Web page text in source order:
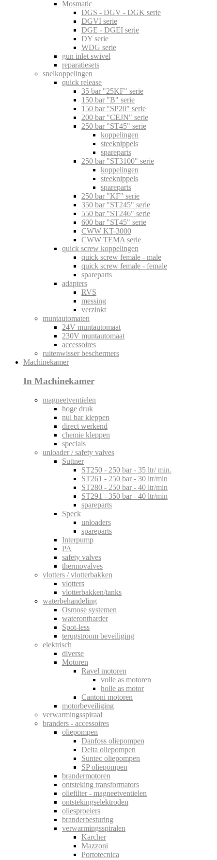
Mosmatic
DGS - DGV - DGK serie
DGVI serie
DGE - DGEI serie
DY serie
WDG serie
gun inlet swivel
reparatiesets
snelkoppelingen
quick release
35 bar "25KF" serie
150 bar "B" serie
150 bar "SP20" serie
200 bar "CEJN" serie
250 bar "ST45" serie
koppelingen
steeknippels
spareparts
250 bar "ST3100" serie
koppelingen
steeknippels
spareparts
250 bar "KF" serie
350 bar "ST245" serie
550 bar "ST246" serie
600 bar "ST45" serie
CWW KT-3000
CWW TEMA serie
quick screw koppelingen
quick screw female - male
quick screw female - female
spareparts
adapters
RVS
messing
verzinkt
muntautomaten
24V muntautomaat
230V muntautomaat
accessoires
ruitenwisser beschermers
Machinekamer
In Machinekamer
magneetventielen
hoge druk
nul bar kleppen
direct werkend
chemie kleppen
specials
unloader / safety valves
Suttner
ST250 - 250 bar - 35 ltr/ min.
ST261 - 250 bar - 30 ltr/min
ST280 - 250 bar - 40 ltr/min
ST291 - 350 bar - 40 ltr/min
spareparts
Speck
unloaders
spareparts
Interpump
PA
safety valves
thermovalves
vlotters / vlotterbakken
vlotters
vlotterbakken/tanks
waterbehandeling
Osmose systemen
waterontharder
Spot-less
terugstroom beveiliging
elektrisch
diverse
Motoren
Ravel motoren
volle as motoren
holle as motor
Cantoni motoren
motorbeveiliging
verwarmingsspiraal
branders - accessoires
oliepompen
Danfoss oliepompen
Delta oliepompen
Suntec oliepompen
SP oliepompen
brandermotoren
ontsteking transformators
oliefilter - magneetventielen
ontstekingselektroden
oliesproeiers
branderbesturing
verwarmingsspiralen
Karcher
Mazzoni
Portotecnica